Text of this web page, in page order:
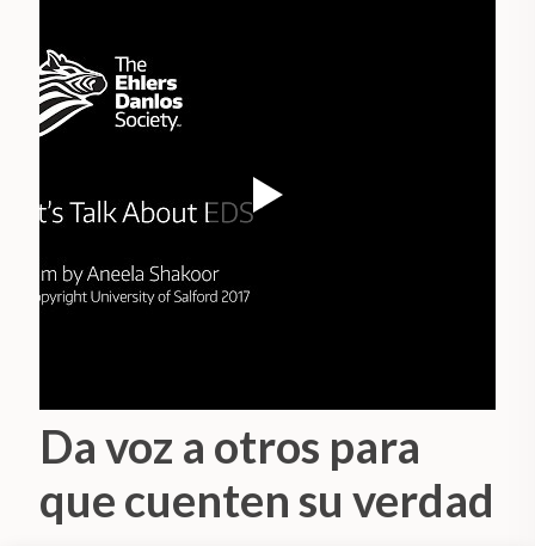
Da voz a otros para
que cuenten su verdad